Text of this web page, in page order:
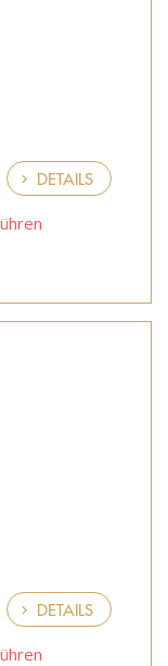
DETAILS
DETAILS